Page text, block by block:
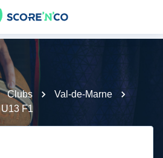
Clubs
Val-de-Marne
U13 F1